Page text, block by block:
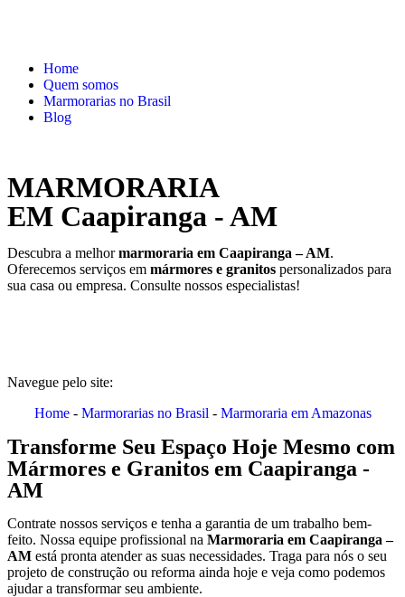
Home
Quem somos
Marmorarias no Brasil
Blog
MARMORARIA
EM Caapiranga - AM
Descubra a melhormarmoraria em Caapiranga – AM.
Oferecemos serviços em mármores e granitos personalizados para
sua casa ou empresa. Consulte nossos especialistas!
Navegue pelo site:
Home- Marmorarias no Brasil - Marmoraria em Amazonas
Transforme Seu Espaço Hoje Mesmo com
Mármores e Granitos em Caapiranga -
AM
Contrate nossos serviços e tenha a garantia de um trabalho bem-
feito. Nossa equipe profissional na Marmoraria em Caapiranga –
AM está pronta atender as suas necessidades. Traga para nós o seu
projeto de construção ou reforma ainda hoje e veja como podemos
ajudar a transformar seu ambiente.